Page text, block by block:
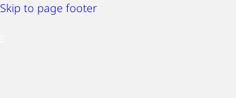
Skip to page footer